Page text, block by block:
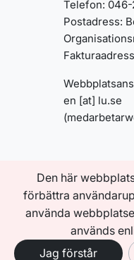
Den här
förbättra
använda
används
Jag förstår
Telefon: 046-
Postadress:
en [at] lu.se
Om den här
Behandling